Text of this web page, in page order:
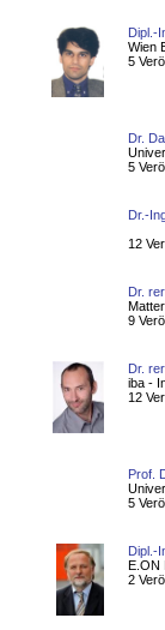
Dipl.-
Wien
5
Dr.
5
Dr.-
12
Dr.
9
Dr.
iba -
12
Prof.
5
Dipl.-
E.ON
2